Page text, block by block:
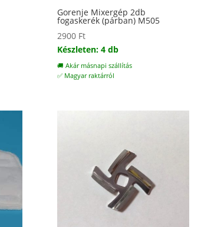
Gorenje Mixergép 2db
fogaskerék (párban) M505
2900 Ft
Készleten: 4 db
🚚 Akár másnapi szállítás
✅ Magyar raktárról